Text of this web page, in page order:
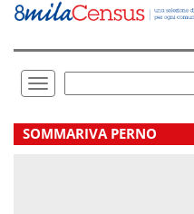
Vai
direttamente
Toggle
navigation
.
SOMMARIVA PERNO